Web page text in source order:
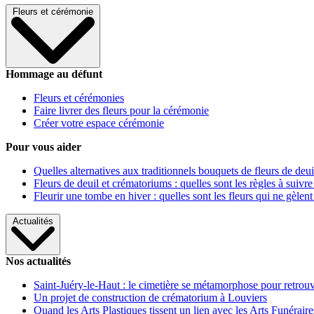
Fleurs et cérémonie
Hommage au défunt
Fleurs et cérémonies
Faire livrer des fleurs pour la cérémonie
Créer votre espace cérémonie
Pour vous aider
Quelles alternatives aux traditionnels bouquets de fleurs de
Fleurs de deuil et crématoriums : quelles sont les règles à
Fleurir une tombe en hiver : quelles sont les fleurs qui ne gèlent
Actualités
Nos actualités
Saint-Juéry-le-Haut : le cimetière se métamorphose pour
Un projet de construction de crématorium à Louviers
Quand les Arts Plastiques tissent un lien avec les Arts